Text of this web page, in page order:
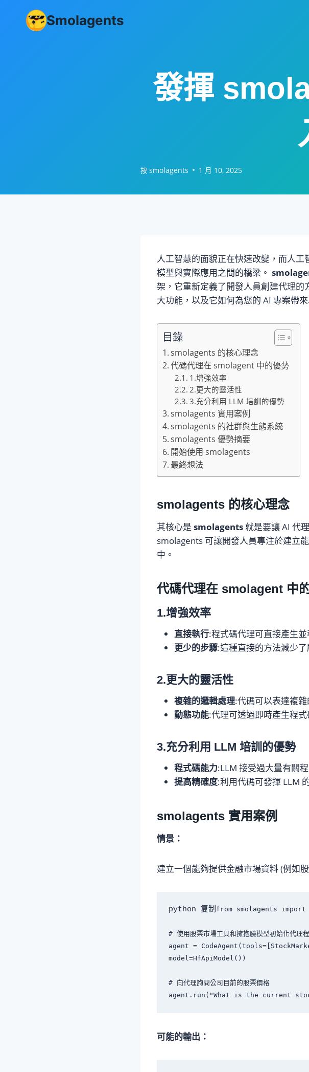
Smolagents
發揮
按 smolagents 1 月 10, 2025
人工智慧的面貌正在快速改變，而人
模型與實際應用之間的橋梁。
架，它重新定義了開發人員創建代理
大功能，以及它如何為您的 AI 專案帶
目錄
smolagents 的核心理念
代碼代理在 smolagent 中的優勢
1.增強效率
2.更大的靈活性
3.充分利用 LLM 培訓的優勢
smolagents 實用案例
smolagents 的社群與生態系統
smolagents 優勢摘要
開始使用 smolagents
最終想法
smolagents 的核心理念
其核心是 smolagents 就是要讓 AI 代
smolagents 可讓開發人員專注於建立
中。
代碼代理在 smolagent 中
1.增強效率
直接執行:程式碼代理可直接產生
更少的步驟:這種直接的方法減少
2.更大的靈活性
複雜的邏輯處理:代碼可以表達複雜
動態功能:代理可透過即時產生程
3.充分利用 LLM 培訓的優勢
程式碼能力:LLM 接受過大量有關
提高精確度:利用代碼可發揮 LLM
smolagents 實用案例
情景：
建立一個能夠提供金融市場資料 (例如
python 复制 from smolagents import
# 使用股票市場工具和擁抱臉模型初始化代理
agent =
model=HfApiModel())
# 向代理詢問公司目前的股票價格
可能的輸出：